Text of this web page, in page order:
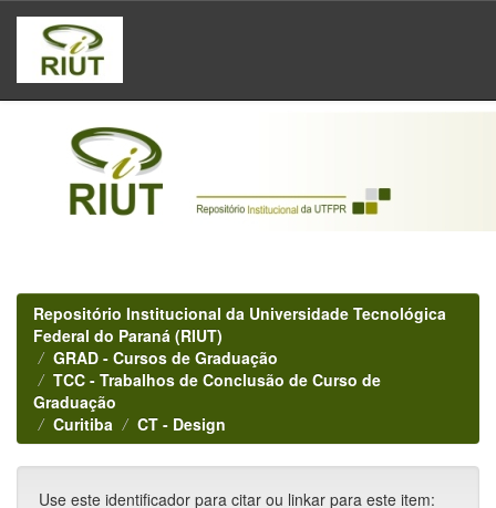
Skip
navigation
Repositório Institucional da Universidade Tecnológica
Federal do Paraná (RIUT)
GRAD - Cursos de Graduação
TCC - Trabalhos de Conclusão de Curso de
Graduação
Curitiba
CT - Design
Use este identificador para citar ou linkar para este item: